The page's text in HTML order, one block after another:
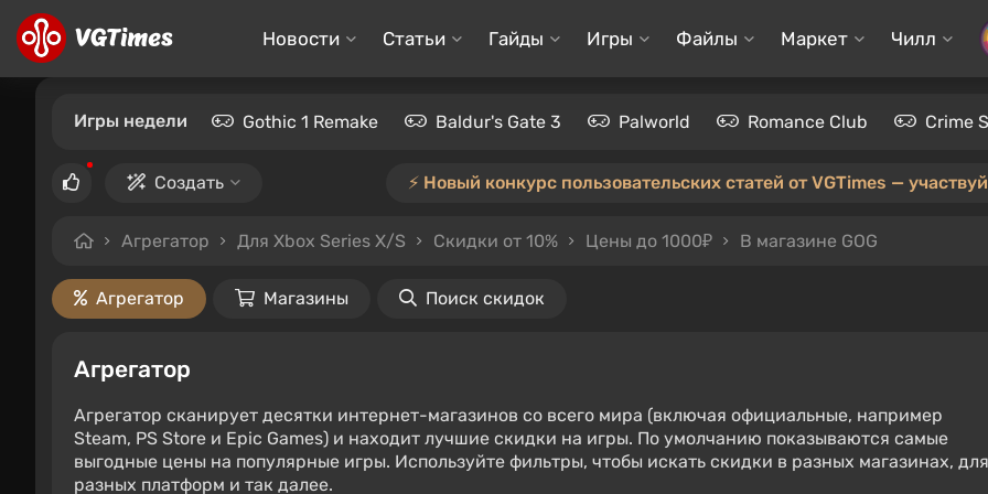
Новости Статьи Гайды Игры Файлы Маркет Чилл
Игры недели Gothic 1 Remake Baldur's Gate 3 Palworld Romance Club Crime
Создать ⚡️ Новый конкурс пользовательских статей от VGTimes —
Агрегатор Для Xbox Series X/S Скидки от 10% Цены до 1000₽ В магазине GOG
Агрегатор Магазины Поиск скидок
Агрегатор
Агрегатор сканирует десятки интернет-магазинов со всего мира (включая официальные, например
Steam, PS Store и Epic Games) и находит лучшие скидки на игры. По умолчанию показываются самые
выгодные цены на популярные игры. Используйте фильтры, чтобы искать скидки в разных магазинах, для
разных платформ и так далее.